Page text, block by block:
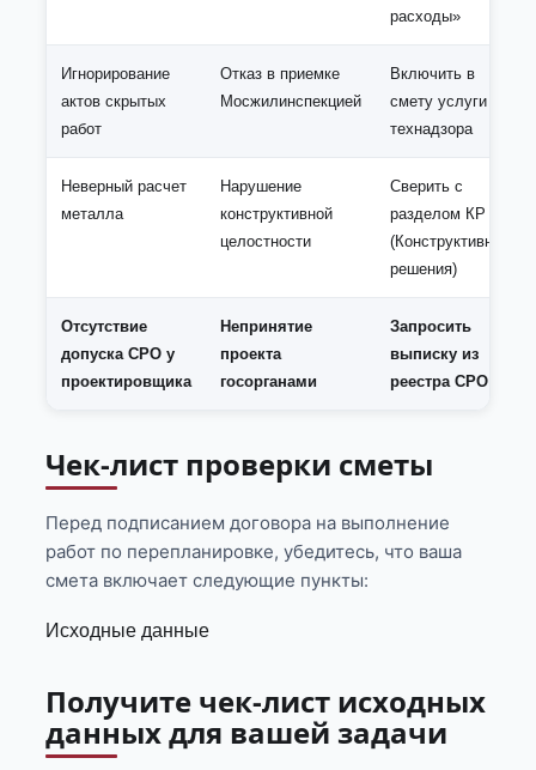
расходы»
Игнорирование
актов скрытых
работ
Отказ в приемке
Мосжилинспекцией
Включить в
смету услуги
технадзора
Неверный расчет
металла
Нарушение
конструктивной
целостности
Сверить с
разделом КР
(Конструктивные
решения)
Отсутствие
допуска СРО у
проектировщика
Непринятие
проекта
госорганами
Запросить
выписку из
реестра СРО
Чек-лист проверки сметы
Перед подписанием договора на выполнение
работ по перепланировке, убедитесь, что ваша
смета включает следующие пункты:
Исходные данные
Получите чек-лист исходных
данных для вашей задачи